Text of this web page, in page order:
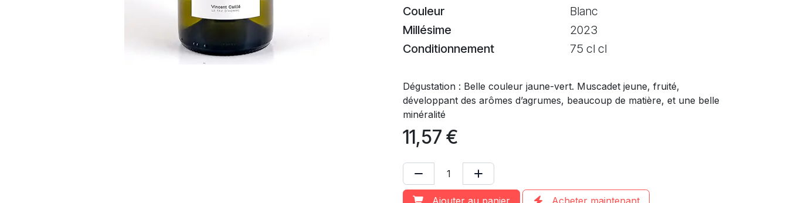
Couleur
Blanc
Millésime
2023
Conditionnement
75 cl cl
Dégustation : Belle couleur jaune-vert. Muscadet jeune, fruité,
développant des arômes d’agrumes, beaucoup de matière, et une belle
minéralité
11,57 €
Ajouter au panier Acheter maintenant